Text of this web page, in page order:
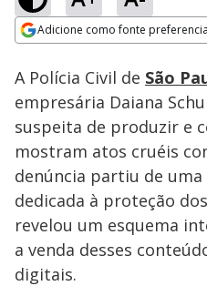
Adicione como fonte
Ativar
Loaded:
8.98%
A Polícia Civil de São
empresária Daiana
suspeita de produzir e
mostram atos cruéis
denúncia partiu de
dedicada à proteção
revelou um esquema
a venda desses
digitais.